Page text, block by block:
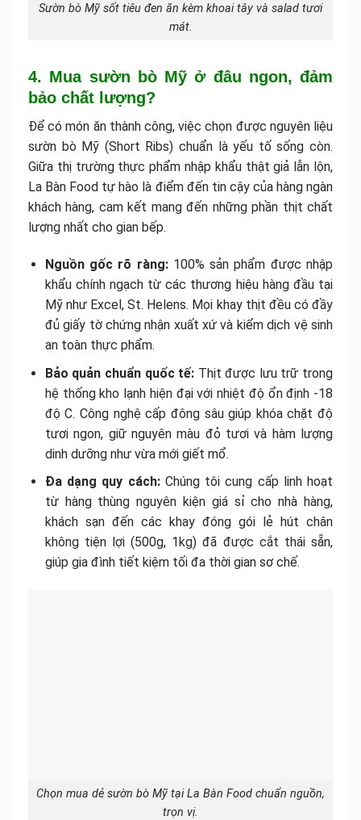
Sườn bò Mỹ sốt tiêu đen ăn kèm khoai tây và salad tươi
mát.
4. Mua sườn bò Mỹ ở đâu ngon, đảm
bảo chất lượng?
Để có món ăn thành công, việc chọn được nguyên liệu
sườn bò Mỹ (Short Ribs) chuẩn là yếu tố sống còn.
Giữa thị trường thực phẩm nhập khẩu thật giả lẫn lộn,
La Bàn Food tự hào là điểm đến tin cậy của hàng ngàn
khách hàng, cam kết mang đến những phần thịt chất
lượng nhất cho gian bếp.
Nguồn gốc rõ ràng:100% sản phẩm được nhập
khẩu chính ngạch từ các thương hiệu hàng đầu tại
Mỹ như Excel, St. Helens. Mọi khay thịt đều có đầy
đủ giấy tờ chứng nhận xuất xứ và kiểm dịch vệ sinh
an toàn thực phẩm.
Bảo quản chuẩn quốc tế: Thịt được lưu trữ trong
hệ thống kho lạnh hiện đại với nhiệt độ ổn định -18
độ C. Công nghệ cấp đông sâu giúp khóa chặt độ
tươi ngon, giữ nguyên màu đỏ tươi và hàm lượng
dinh dưỡng như vừa mới giết mổ.
Đa dạng quy cách:Chúng tôi cung cấp linh hoạt
từ hàng thùng nguyên kiện giá sỉ cho nhà hàng,
khách sạn đến các khay đóng gói lẻ hút chân
không tiện lợi (500g, 1kg) đã được cắt thái sẵn,
giúp gia đình tiết kiệm tối đa thời gian sơ chế.
Chọn mua dẻ sườn bò Mỹ tại La Bàn Food chuẩn nguồn,
trọn vị.